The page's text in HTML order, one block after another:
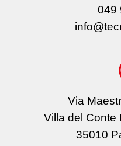
049
Via
Villa del Conte
35010